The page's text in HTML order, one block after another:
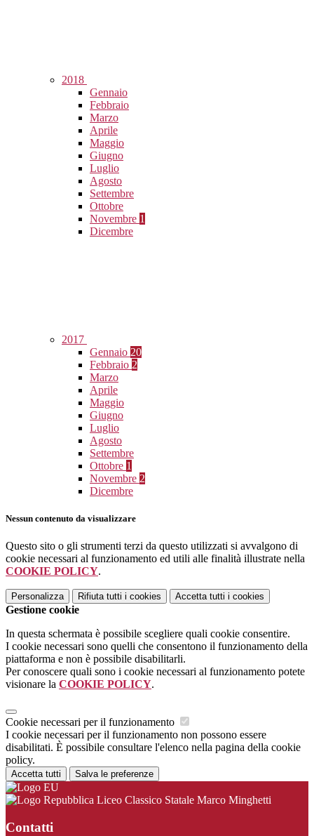
2018
Gennaio
Febbraio
Marzo
Aprile
Maggio
Giugno
Luglio
Agosto
Settembre
Ottobre
Novembre 1
Dicembre
2017
Gennaio 20
Febbraio 2
Marzo
Aprile
Maggio
Giugno
Luglio
Agosto
Settembre
Ottobre 1
Novembre 2
Dicembre
Nessun contenuto da visualizzare
Questo sito o gli strumenti terzi da questo utilizzati si avvalgono di
cookie necessari al funzionamento ed utili alle finalità illustrate nella
COOKIE POLICY.
Personalizza Rifiuta tutti i cookies Accetta tutti i cookies
Gestione cookie
In questa schermata è possibile scegliere quali cookie consentire.
I cookie necessari sono quelli che consentono il funzionamento della
piattaforma e non è possibile disabilitarli.
Per conoscere quali sono i cookie necessari al funzionamento potete
visionare la COOKIE POLICY.
Cookie necessari per il funzionamento
I cookie necessari per il funzionamento non possono essere
disabilitati. È possibile consultare l'elenco nella pagina della cookie
policy.
Accetta tutti Salva le preferenze
Liceo Classico Statale Marco Minghetti
Contatti